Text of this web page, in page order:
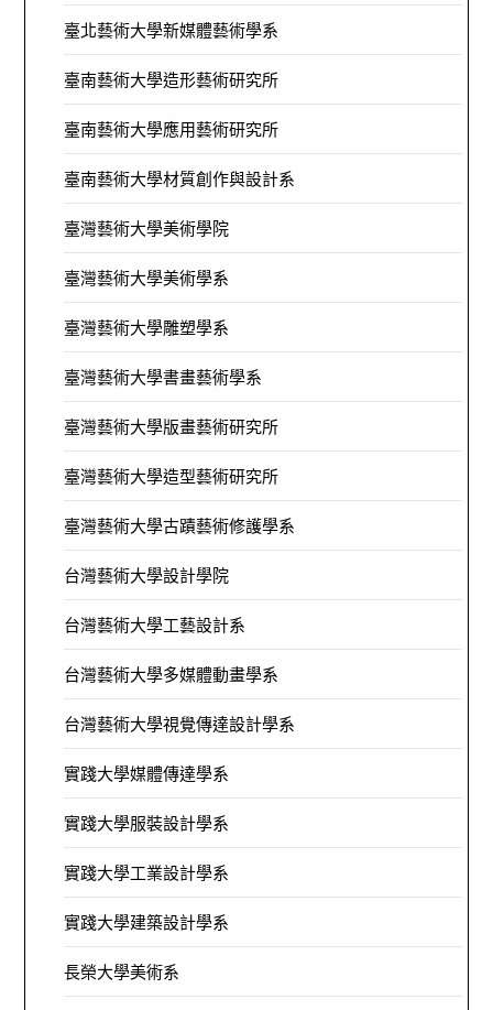
臺北藝術大學新媒體藝術學系
臺南藝術大學造形藝術研究所
臺南藝術大學應用藝術研究所
臺南藝術大學材質創作與設計系
臺灣藝術大學美術學院
臺灣藝術大學美術學系
臺灣藝術大學雕塑學系
臺灣藝術大學書畫藝術學系
臺灣藝術大學版畫藝術研究所
臺灣藝術大學造型藝術研究所
臺灣藝術大學古蹟藝術修護學系
台灣藝術大學設計學院
台灣藝術大學工藝設計系
台灣藝術大學多媒體動畫學系
台灣藝術大學視覺傳達設計學系
實踐大學媒體傳達學系
實踐大學服裝設計學系
實踐大學工業設計學系
實踐大學建築設計學系
長榮大學美術系